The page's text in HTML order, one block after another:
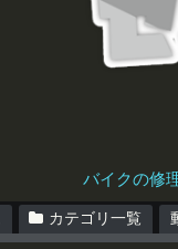
バイクの修
カテゴリ一覧